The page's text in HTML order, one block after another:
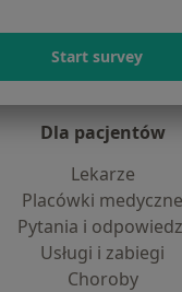
Partnerzy
Centrum prasowe
Dla pacjentów
Lekarze
Placówki medyczne
Pytania i
Usługi i zabiegi
Choroby
Start survey